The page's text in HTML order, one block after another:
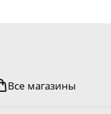
Все магазины